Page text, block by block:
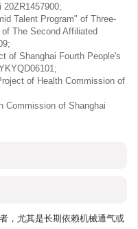
20ZR1457900;
Talent Program" of Three-
The Second Affiliated
;
of Shanghai Fourth People's
;
of Health Commission of
Commission of Shanghai
，尤其是长期依赖机械通气或